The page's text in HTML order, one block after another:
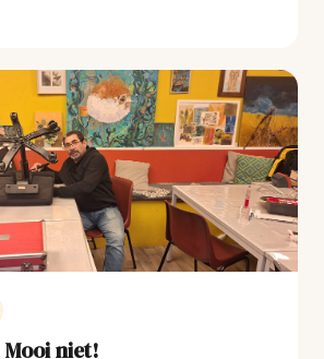
Mooi niet!